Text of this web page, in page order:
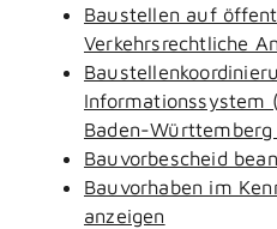
Baustellen auf
Verkehrsrechtliche
Informationssystem
Baden-
Bauvorbescheid
Bauvorhaben im
anzeigen